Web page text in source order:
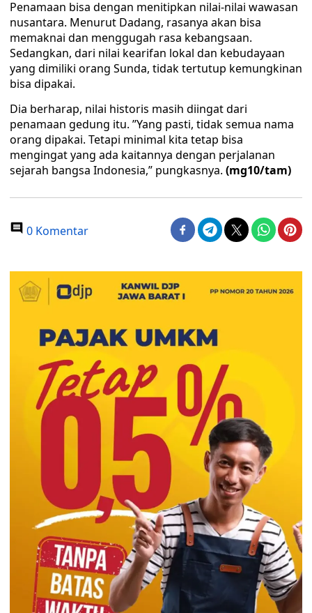
Penamaan bisa dengan menitipkan nilai-nilai wawasan
nusantara. Menurut Dadang, rasanya akan bisa
memaknai dan menggugah rasa kebangsaan.
Sedangkan, dari nilai kearifan lokal dan kebudayaan
yang dimiliki orang Sunda, tidak tertutup kemungkinan
bisa dipakai.
Dia berharap, nilai historis masih diingat dari
penamaan gedung itu. ’’Yang pasti, tidak semua nama
orang dipakai. Tetapi minimal kita tetap bisa
mengingat yang ada kaitannya dengan perjalanan
sejarah bangsa Indonesia,” pungkasnya. (mg10/tam)
0 Komentar